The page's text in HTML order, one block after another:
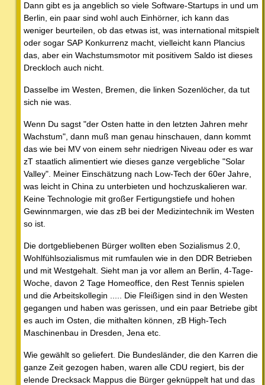
Dann gibt es ja angeblich so viele Software-Startups in und um
Berlin, ein paar sind wohl auch Einhörner, ich kann das
weniger beurteilen, ob das etwas ist, was international mitspielt
oder sogar SAP Konkurrenz macht, vielleicht kann Plancius
das, aber ein Wachstumsmotor mit positivem Saldo ist dieses
Dreckloch auch nicht.
Dasselbe im Westen, Bremen, die linken Sozenlöcher, da tut
sich nie was.
Wenn Du sagst "der Osten hatte in den letzten Jahren mehr
Wachstum", dann muß man genau hinschauen, dann kommt
das wie bei MV von einem sehr niedrigen Niveau oder es war
zT staatlich alimentiert wie dieses ganze vergebliche "Solar
Valley". Meiner Einschätzung nach Low-Tech der 60er Jahre,
was leicht in China zu unterbieten und hochzuskalieren war.
Keine Technologie mit großer Fertigungstiefe und hohen
Gewinnmargen, wie das zB bei der Medizintechnik im Westen
so ist.
Die dortgebliebenen Bürger wollten eben Sozialismus 2.0,
Wohlfühlsozialismus mit rumfaulen wie in den DDR Betrieben
und mit Westgehalt. Sieht man ja vor allem an Berlin, 4-Tage-
Woche, davon 2 Tage Homeoffice, den Rest Tennis spielen
und die Arbeitskollegin ..... Die Fleißigen sind in den Westen
gegangen und haben was gerissen, und ein paar Betriebe gibt
es auch im Osten, die mithalten können, zB High-Tech
Maschinenbau in Dresden, Jena etc.
Wie gewählt so geliefert. Die Bundesländer, die den Karren die
ganze Zeit gezogen haben, waren alle CDU regiert, bis der
elende Drecksack Mappus die Bürger geknüppelt hat und das